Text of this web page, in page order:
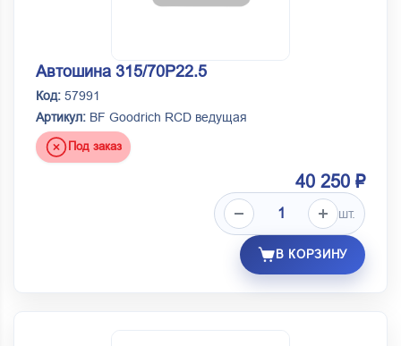
Автошина 315/70Р22.5
Код: 57991
Артикул: BF Goodrich RCD ведущая
Под заказ
40 250 ₽
шт.
В КОРЗИНУ